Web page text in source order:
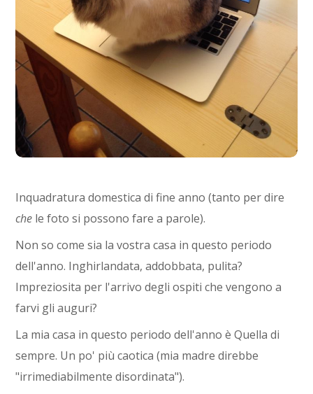
Inquadratura domestica di fine anno (tanto per dire
che le foto si possono fare a parole).
Non so come sia la vostra casa in questo periodo
dell'anno. Inghirlandata, addobbata, pulita?
Impreziosita per l'arrivo degli ospiti che vengono a
farvi gli auguri?
La mia casa in questo periodo dell'anno è Quella di
sempre. Un po' più caotica (mia madre direbbe
"irrimediabilmente disordinata").